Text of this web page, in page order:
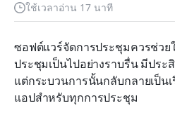
ใช้เวลาอ่าน 17 นาที
ซอฟต์แวร์จัดการประชุมควรช่วย
ประชุมเป็นไปอย่างราบรื่น มีปร
แต่กระบวนการนั้นกลับกลายเป็น
แอปสำหรับทุกการประชุม
ทำไมการใช้ซอฟต์แวร์จัดกา
คุณควรมองหาอะไรเมื่อเลือ
ประชุม?
9 ซอฟต์แวร์จัดการการประชุ